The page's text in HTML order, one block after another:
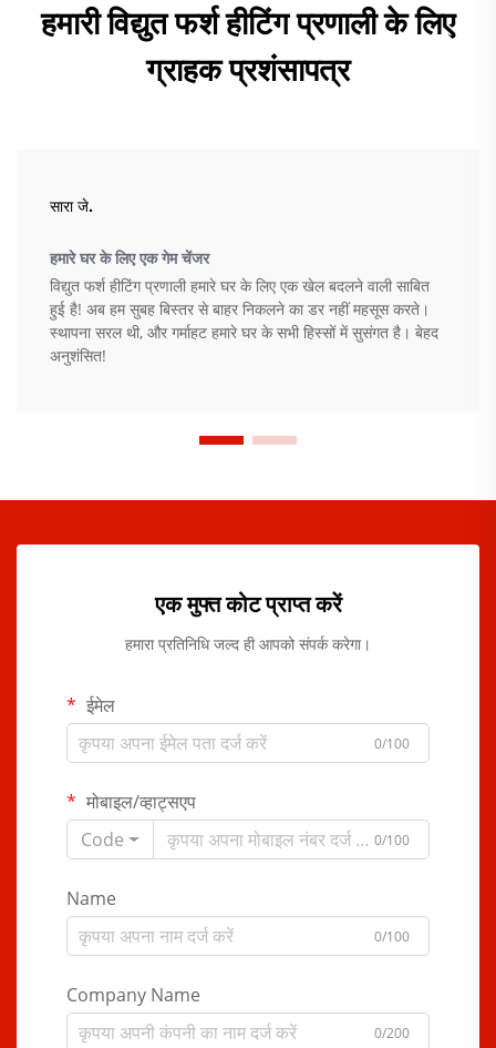
हमारी विद्युत फर्श हीटिंग प्रणाली के लिए
ग्राहक प्रशंसापत्र
सारा जे.
हमारे घर के लिए एक गेम चेंजर
विद्युत फर्श हीटिंग प्रणाली हमारे घर के लिए एक खेल बदलने वाली साबित
हुई है! अब हम सुबह बिस्तर से बाहर निकलने का डर नहीं महसूस करते।
स्थापना सरल थी, और गर्माहट हमारे घर के सभी हिस्सों में सुसंगत है। बेहद
अनुशंसित!
एक मुफ्त कोट प्राप्त करें
हमारा प्रतिनिधि जल्द ही आपको संपर्क करेगा।
ईमेल
0/100
मोबाइल/व्हाट्सएप
Code
0/100
Name
0/100
Company Name
0/200